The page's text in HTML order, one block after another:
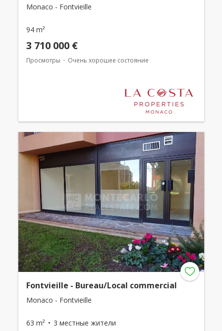
Monaco - Fontvieille
94 m²
3 710 000 €
Просмотры Очень хорошее состояние
Fontvieille - Bureau/Local commercial
Monaco - Fontvieille
63 m² 3 местные жители